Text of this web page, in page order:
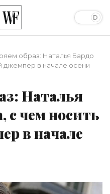
образ: Наталья Бардо
джемпер в начале осени
Наталья
с чем носить
в начале